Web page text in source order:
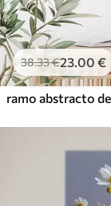
38.33€23.00 €